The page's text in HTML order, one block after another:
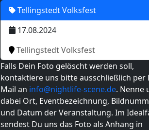
Tellingstedt Volksfest
17.08.2024
Tellingstedt Volksfest
Falls Dein Foto gelöscht werden soll,
kontaktiere uns bitte ausschließlich per
Mail an info@nightlife-scene.de. Nenne
dabei Ort, Eventbezeichnung,
und Datum der Veranstaltung. Im
sendest Du uns das Foto als Anhang in